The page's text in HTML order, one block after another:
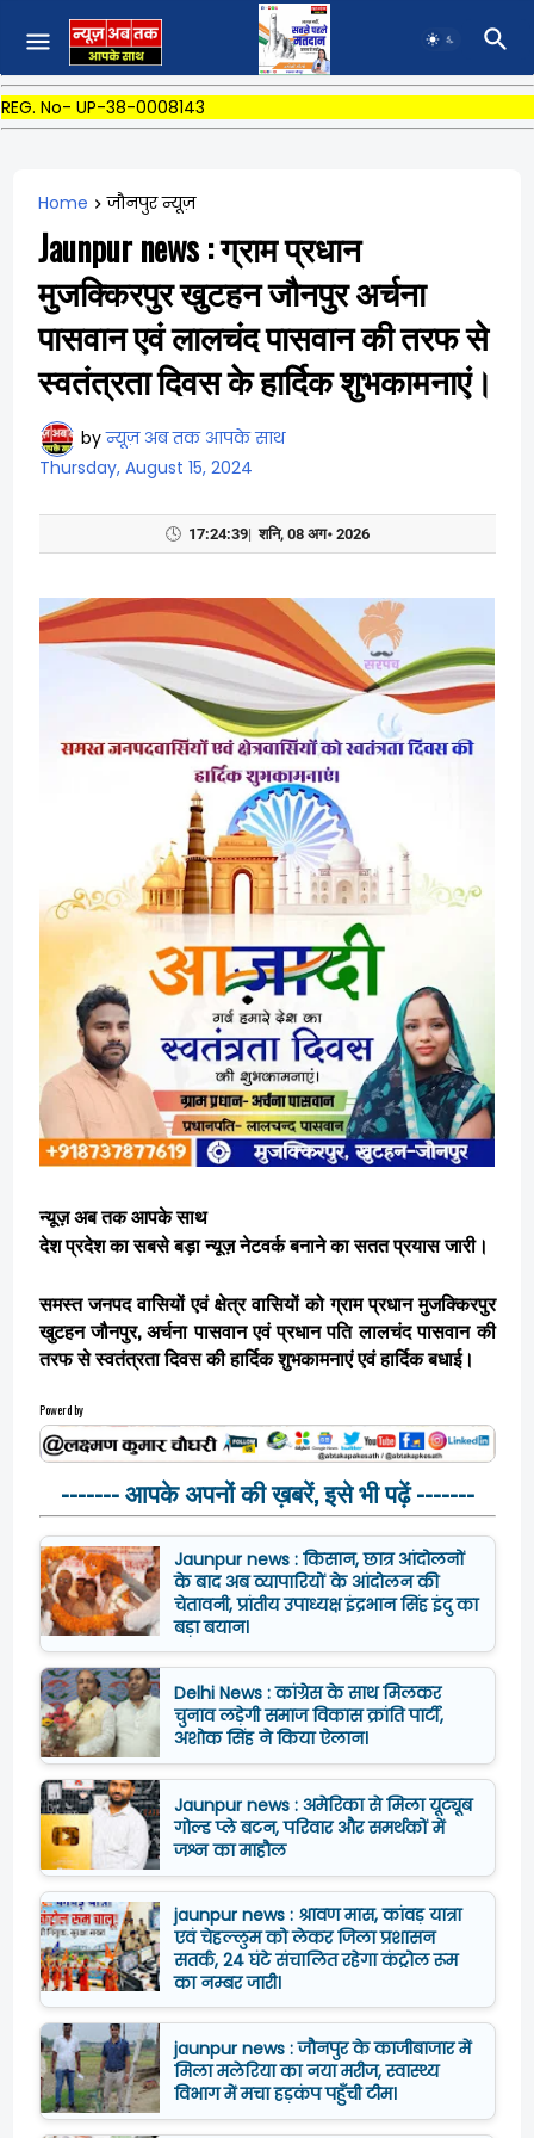
REG. No- UP-38-0008143
Home जौनपुर न्यूज़
Jaunpur news : ग्राम प्रधान
मुजक्किरपुर खुटहन जौनपुर अर्चना
पासवान एवं लालचंद पासवान की तरफ से
स्वतंत्रता दिवस के हार्दिक शुभकामनाएं।
by न्यूज़ अब तक आपके साथ
Thursday, August 15, 2024
🕓 17:24:40| शनि, 08 अग॰ 2026
न्यूज़ अब तक आपके साथ
देश प्रदेश का सबसे बड़ा न्यूज़ नेटवर्क बनाने का सतत प्रयास जारी।
समस्त जनपद वासियों एवं क्षेत्र वासियों को ग्राम प्रधान मुजक्किरपुर
खुटहन जौनपुर, अर्चना पासवान एवं प्रधान पति लालचंद पासवान की
तरफ से स्वतंत्रता दिवस की हार्दिक शुभकामनाएं एवं हार्दिक बधाई।
Powerd by
------- आपके अपनों की ख़बरें, इसे भी पढ़ें -------
Jaunpur news : किसान, छात्र आंदोलनों
के बाद अब व्यापारियों के आंदोलन की
चेतावनी, प्रांतीय उपाध्यक्ष इंद्रभान सिंह इंदु का
बड़ा बयान।
Delhi News : कांग्रेस के साथ मिलकर
चुनाव लड़ेगी समाज विकास क्रांति पार्टी,
अशोक सिंह ने किया ऐलान।
Jaunpur news : अमेरिका से मिला यूट्यूब
गोल्ड प्ले बटन, परिवार और समर्थकों में
जश्न का माहौल
jaunpur news : श्रावण मास, कांवड़ यात्रा
एवं चेहल्लुम को लेकर जिला प्रशासन
सतर्क, 24 घंटे संचालित रहेगा कंट्रोल रूम
का नम्बर जारी।
jaunpur news : जौनपुर के काजीबाजार में
मिला मलेरिया का नया मरीज, स्वास्थ्य
विभाग में मचा हड़कंप पहुँची टीम।